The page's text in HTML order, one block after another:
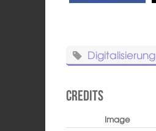
Digitalisierung
Credits
Image